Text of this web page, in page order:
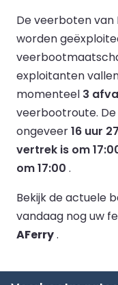
De veerboten van
worden
exploitanten
momenteel 3
veerbootroute.
ongeveer16 uur
vertrek is om
om 17:00 .
Bekijk de actuele
vandaag nog uw
AFerry.